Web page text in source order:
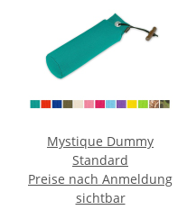
Mystique Dummy
Standard
Preise nach Anmeldung
sichtbar